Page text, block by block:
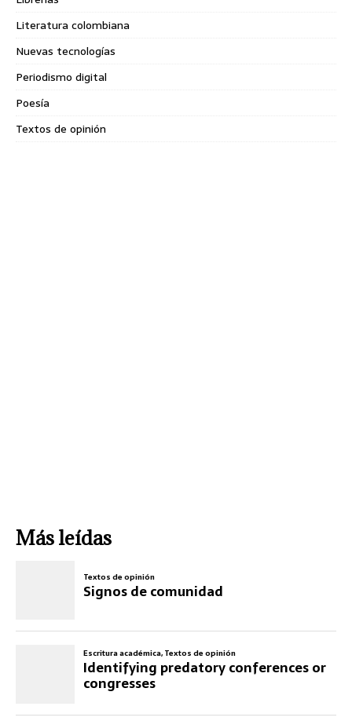
Literatura colombiana
Nuevas tecnologías
Periodismo digital
Poesía
Textos de opinión
Más leídas